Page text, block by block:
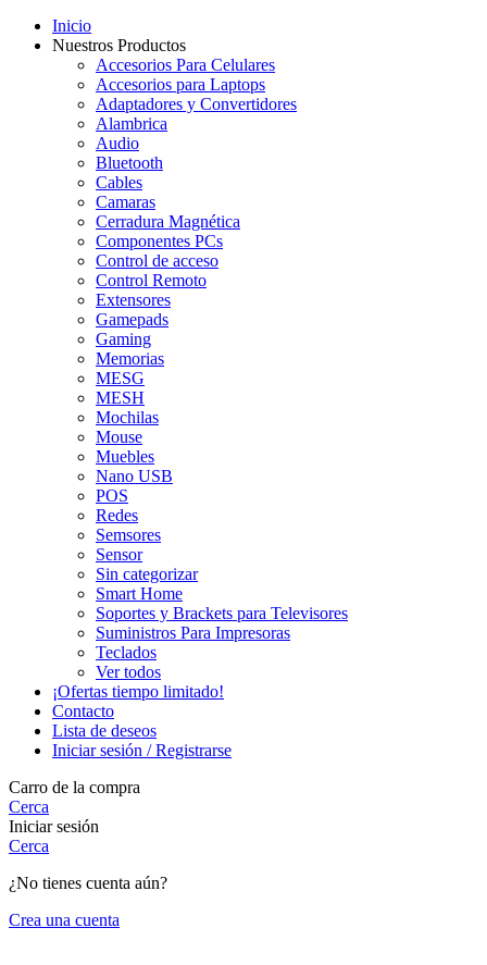
Inicio
Nuestros Productos
Accesorios Para Celulares
Accesorios para Laptops
Adaptadores y Convertidores
Alambrica
Audio
Bluetooth
Cables
Camaras
Cerradura Magnética
Componentes PCs
Control de acceso
Control Remoto
Extensores
Gamepads
Gaming
Memorias
MESG
MESH
Mochilas
Mouse
Muebles
Nano USB
POS
Redes
Semsores
Sensor
Sin categorizar
Smart Home
Soportes y Brackets para Televisores
Suministros Para Impresoras
Teclados
Ver todos
¡Ofertas tiempo limitado!
Contacto
Lista de deseos
Iniciar sesión / Registrarse
Carro de la compra
Cerca
Iniciar sesión
Cerca
¿No tienes cuenta aún?
Crea una cuenta